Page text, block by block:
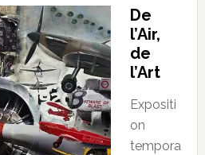
De
l’Air,
de
l’Art
Expositi
on
tempora